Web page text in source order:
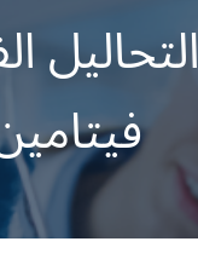
التحاليل